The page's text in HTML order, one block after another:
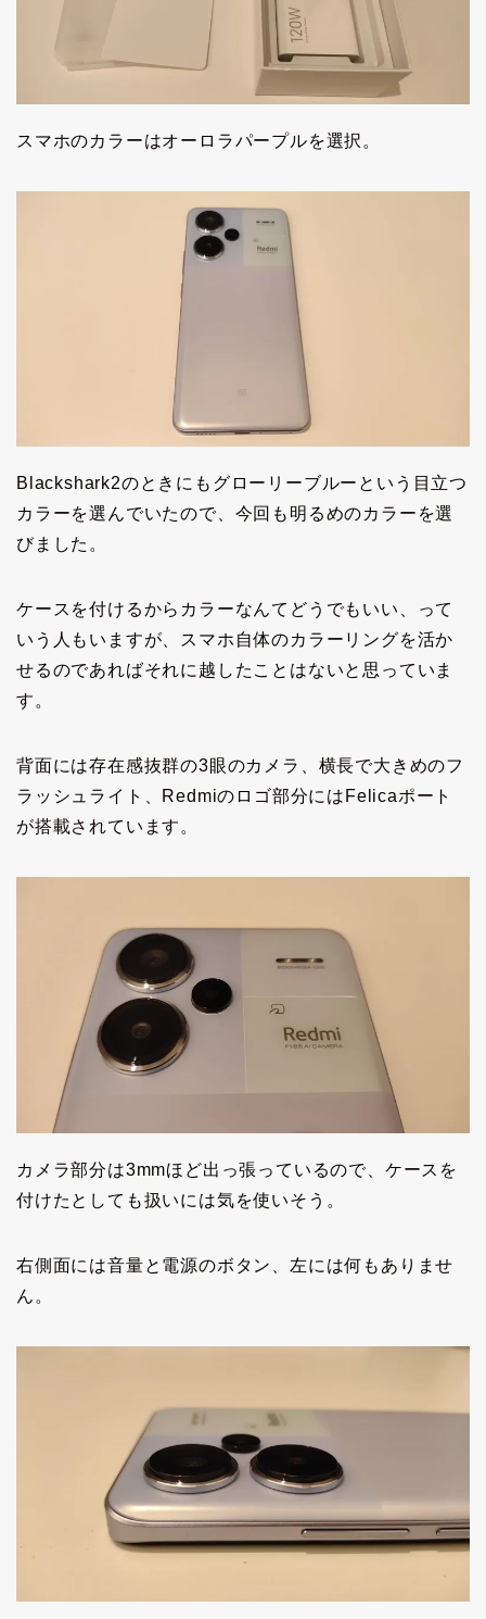
スマホのカラーはオーロラパープルを選択。
Blackshark2のときにもグローリーブルーという目立つ
カラーを選んでいたので、今回も明るめのカラーを選
びました。
ケースを付けるからカラーなんてどうでもいい、って
いう人もいますが、スマホ自体のカラーリングを活か
せるのであればそれに越したことはないと思っていま
す。
背面には存在感抜群の3眼のカメラ、横長で大きめのフ
ラッシュライト、Redmiのロゴ部分にはFelicaポート
が搭載されています。
カメラ部分は3mmほど出っ張っているので、ケースを
付けたとしても扱いには気を使いそう。
右側面には音量と電源のボタン、左には何もありませ
ん。